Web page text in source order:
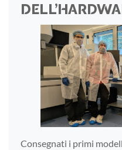
Consegnati i primi